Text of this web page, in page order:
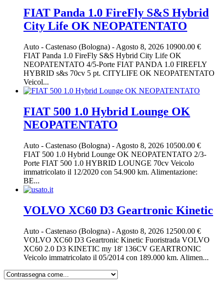
FIAT Panda 1.0 FireFly S&S Hybrid
City Life OK NEOPATENTATO
Auto - Castenaso (Bologna) - Agosto 8, 2026 10900.00 €
FIAT Panda 1.0 FireFly S&S Hybrid City Life OK
NEOPATENTATO 4/5-Porte FIAT PANDA 1.0 FIREFLY
HYBRID s&s 70cv 5 pt. CITYLIFE OK NEOPATENTATO
Veicol...
FIAT 500 1.0 Hybrid Lounge OK
NEOPATENTATO
Auto - Castenaso (Bologna) - Agosto 8, 2026 10500.00 €
FIAT 500 1.0 Hybrid Lounge OK NEOPATENTATO 2/3-
Porte FIAT 500 1.0 HYBRID LOUNGE 70cv Veicolo
immatricolato il 12/2020 con 54.900 km. Alimentazione:
BE...
VOLVO XC60 D3 Geartronic Kinetic
Auto - Castenaso (Bologna) - Agosto 8, 2026 12500.00 €
VOLVO XC60 D3 Geartronic Kinetic Fuoristrada VOLVO
XC60 2.0 D3 KINETIC my 18' 136CV GEARTRONIC
Veicolo immatricolato il 05/2014 con 189.000 km. Alimen...